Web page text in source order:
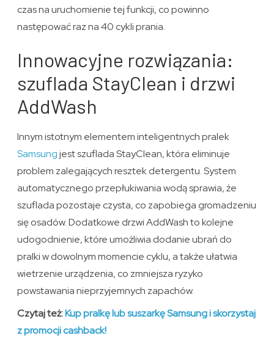
czas na uruchomienie tej funkcji, co powinno
następować raz na 40 cykli prania.
Innowacyjne rozwiązania:
szuflada StayClean i drzwi
AddWash
Innym istotnym elementem inteligentnych pralek
Samsungjest szuflada StayClean, która eliminuje
problem zalegających resztek detergentu. System
automatycznego przepłukiwania wodą sprawia, że
szuflada pozostaje czysta, co zapobiega gromadzeniu
się osadów. Dodatkowe drzwi AddWash to kolejne
udogodnienie, które umożliwia dodanie ubrań do
pralki w dowolnym momencie cyklu, a także ułatwia
wietrzenie urządzenia, co zmniejsza ryzyko
powstawania nieprzyjemnych zapachów.
Czytaj też:Kup pralkę lub suszarkę Samsung i skorzystaj
z promocji cashback!